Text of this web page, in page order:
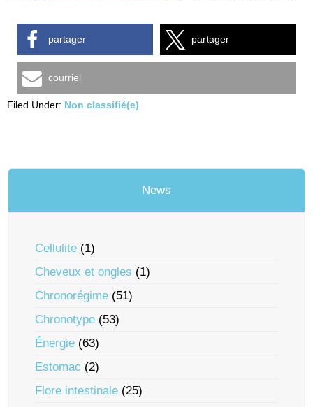
partager partager
courriel
Filed Under: Non classifié(e)
News
Cellulite (1)
Cheveux et ongles (1)
Chronorégime (51)
Chronotype (53)
Énergie (63)
Estomac (2)
Flore intestinale (25)